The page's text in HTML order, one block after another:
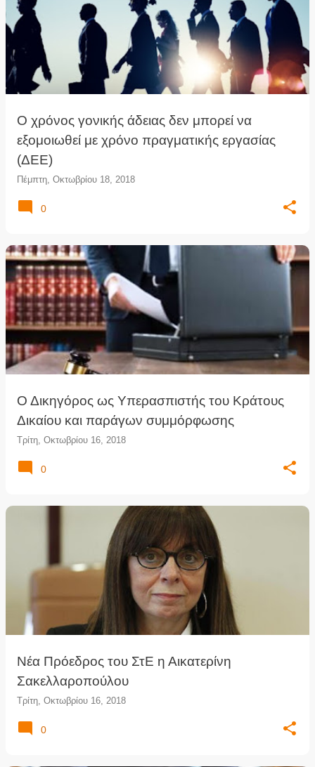
Ο χρόνος γονικής άδειας δεν μπορεί να
εξομοιωθεί με χρόνο πραγματικής εργασίας
(ΔΕΕ)
Πέμπτη, Οκτωβρίου 18, 2018
0
Ο Δικηγόρος ως Υπερασπιστής του Κράτους
Δικαίου και παράγων συμμόρφωσης
Τρίτη, Οκτωβρίου 16, 2018
0
Νέα Πρόεδρος του ΣτΕ η Αικατερίνη
Σακελλαροπούλου
Τρίτη, Οκτωβρίου 16, 2018
0